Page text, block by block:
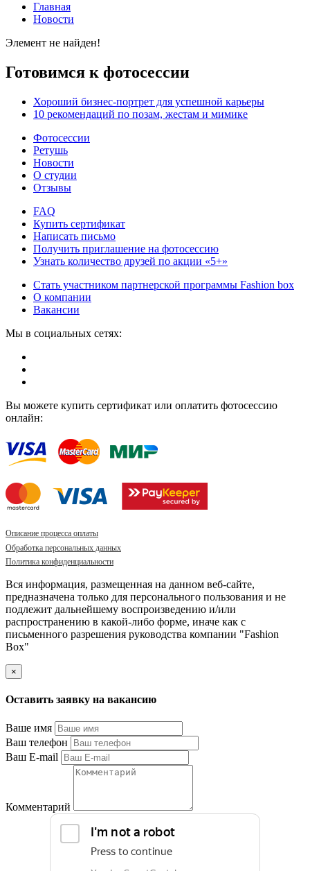
Главная
Новости
Элемент не найден!
Готовимся к фотосессии
Хороший бизнес-портрет для успешной карьеры
10 рекомендаций по позам, жестам и мимике
Фотосессии
Ретушь
Новости
О студии
Отзывы
FAQ
Купить сертификат
Написать письмо
Получить приглашение на фотосессию
Узнать количество друзей по акции «5+»
Стать участником партнерской программы Fashion box
О компании
Вакансии
Мы в социальных сетях:
Вы можете купить сертификат или оплатить фотосессию
онлайн:
Описание процесса оплаты
Обработка персональных данных
Политика конфиденциальности
Вся информация, размещенная на данном веб-сайте,
предназначена только для персонального пользования и не
подлежит дальнейшему воспроизведению и/или
распространению в какой-либо форме, иначе как с
письменного разрешения руководства компании "Fashion
Box"
×
Оставить заявку на вакансию
Ваше имя
Ваш телефон
Ваш E-mail
Комментарий